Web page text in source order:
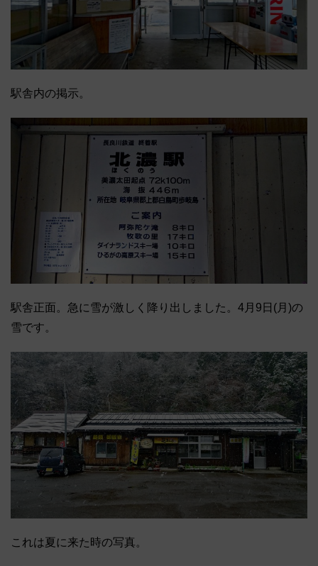
駅舎内の掲示。
駅舎正面。急に雪が激しく降り出しました。4月9日(月)の
雪です。
これは夏に来た時の写真。